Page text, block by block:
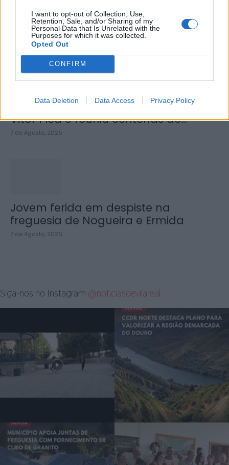
I want to opt-out of Collection, Use,
Retention, Sale, and/or Sharing of my
Personal Data that Is Unrelated with the
Purposes for which it was collected.
Opted Out
CONFIRM
Data Deletion Data Access Privacy Policy
cubo...
8 de Agosto, 2026
Sabrosa Summer Fest arrancou com
Vítor Pica e reuniu centenas de...
7 de Agosto, 2026
Jovem ferida em despiste na
freguesia de Nogueira e Ermida
7 de Agosto, 2026
Siga-nos no Instagram @noticiasdevilareal